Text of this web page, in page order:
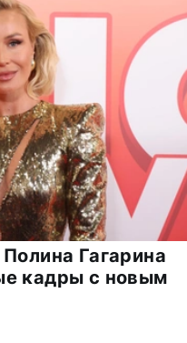
Гагарина
кадры с новым